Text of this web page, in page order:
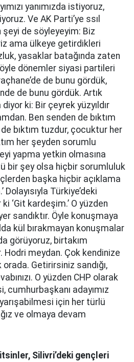
yanımızda istiyoruz,
Ve AK Parti’ye ssıl
şeyi de söyleyeyim: Biz
ama ülkeye getirdikleri
yasaklar batağında zaten
dönemler siyasi partileri
de bunu gördük,
de bunu gördük. Artık
ki: Bir çeyrek yüzyıldır
Ben senden de bıktım
bıktım tuzdur, çocuktur her
her şeyden sorumlu
yapma yetkin olmasına
bir şey olsa hiçbir sorumluluk
başka hiçbir açıklama
Dolayısıyla Türkiye’deki
‘Git kardeşim.’ O yüzden
sandıktır. Öyle konuşmaya
kül bırakmayan konuşmalar
görüyoruz, birtakım
Hodri meydan. Çok kendinize
orada. Getirirsiniz sandığı,
O yüzden CHP olarak
cumhurbaşkanı adayımız
için her türlü
ve olmaya devam
Silivri’deki gençleri